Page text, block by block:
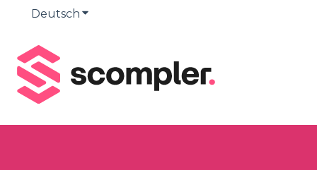
Deutsch Untermenü für Übersetzungen